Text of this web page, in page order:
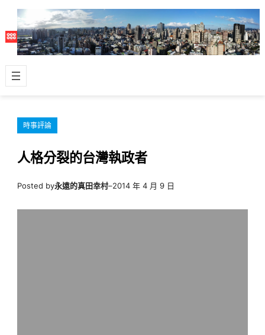
主
容
時事評論
人格分裂的台灣執政者
Posted by永遠的真田幸村–2014 年 4 月 9 日